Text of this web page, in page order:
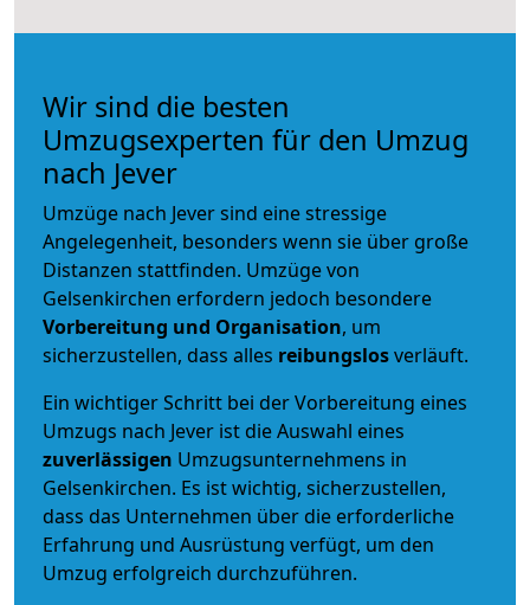
Wir sind die besten
Umzugsexperten für den Umzug
nach Jever
Umzüge nach Jever sind eine stressige
Angelegenheit, besonders wenn sie über große
Distanzen stattfinden. Umzüge von
Gelsenkirchen erfordern jedoch besondere
Vorbereitung und Organisation, um
sicherzustellen, dass alles reibungslosverläuft.
Ein wichtiger Schritt bei der Vorbereitung eines
Umzugs nach Jever ist die Auswahl eines
zuverlässigen Umzugsunternehmens in
Gelsenkirchen. Es ist wichtig, sicherzustellen,
dass das Unternehmen über die erforderliche
Erfahrung und Ausrüstung verfügt, um den
Umzug erfolgreich durchzuführen.